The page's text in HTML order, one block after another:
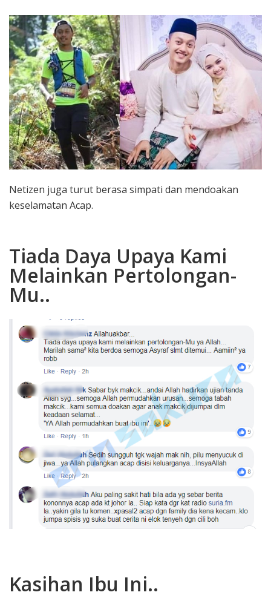
Netizen juga turut berasa simpati dan mendoakan
keselamatan Acap.
Tiada Daya Upaya Kami
Melainkan Pertolongan-
Mu..
Kasihan Ibu Ini..